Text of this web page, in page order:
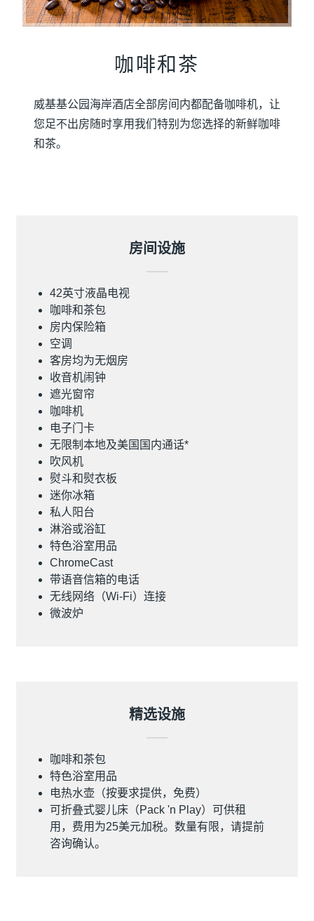
咖啡和茶
威基基公园海岸酒店全部房间内都配备咖啡机，让
您足不出房随时享用我们特别为您选择的新鲜咖啡
和茶。
房间设施
42英寸液晶电视
咖啡和茶包
房内保险箱
空调
客房均为无烟房
收音机闹钟
遮光窗帘
咖啡机
电子门卡
无限制本地及美国国内通话*
吹风机
熨斗和熨衣板
迷你冰箱
私人阳台
淋浴或浴缸
特色浴室用品
ChromeCast
带语音信箱的电话
无线网络（Wi-Fi）连接
微波炉
精选设施
咖啡和茶包
特色浴室用品
电热水壶（按要求提供，免费）
可折叠式婴儿床（Pack 'n Play）可供租
用，费用为25美元加税。数量有限，请提前
咨询确认。